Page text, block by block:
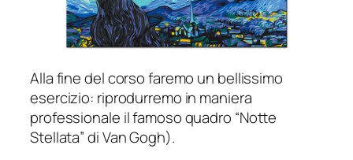
Alla fine del corso faremo un bellissimo
esercizio: riprodurremo in maniera
professionale il famoso quadro “Notte
Stellata” di Van Gogh).